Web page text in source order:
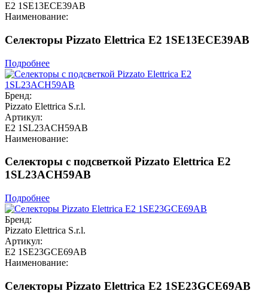
E2 1SE13ECE39AB
Наименование:
Селекторы Pizzato Elettrica E2 1SE13ECE39AB
Подробнее
Бренд:
Pizzato Elettrica S.r.l.
Артикул:
E2 1SL23ACH59AB
Наименование:
Селекторы с подсветкой Pizzato Elettrica E2
1SL23ACH59AB
Подробнее
Бренд:
Pizzato Elettrica S.r.l.
Артикул:
E2 1SE23GCE69AB
Наименование:
Селекторы Pizzato Elettrica E2 1SE23GCE69AB